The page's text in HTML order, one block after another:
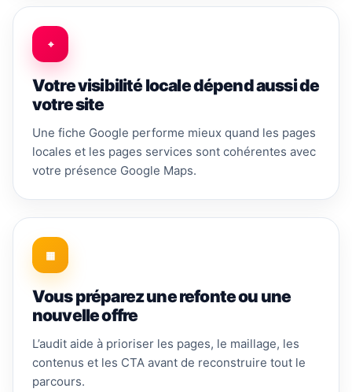
⌖
Votre visibilité locale dépend aussi de
votre site
Une fiche Google performe mieux quand les pages
locales et les pages services sont cohérentes avec
votre présence Google Maps.
▦
Vous préparez une refonte ou une
nouvelle offre
L’audit aide à prioriser les pages, le maillage, les
contenus et les CTA avant de reconstruire tout le
parcours.